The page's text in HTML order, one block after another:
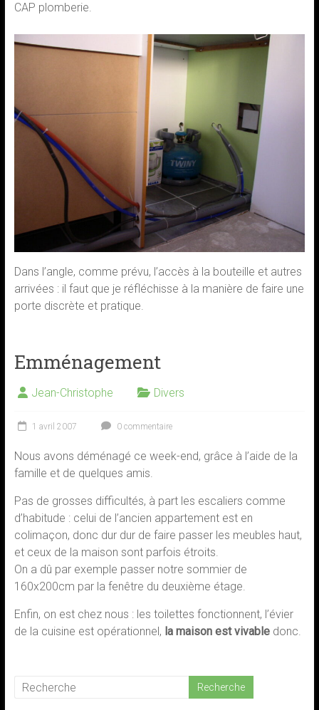
CAP plomberie.
Dans l’angle, comme prévu, l’accès à la bouteille et autres
arrivées : il faut que je réfléchisse à la manière de faire une
porte discrète et pratique.
Emménagement
Jean-Christophe Divers
1 avril 2007 0 commentaire
Nous avons déménagé ce week-end, grâce à l’aide de la
famille et de quelques amis.
Pas de grosses difficultés, à part les escaliers comme
d’habitude : celui de l’ancien appartement est en
colimaçon, donc dur dur de faire passer les meubles haut,
et ceux de la maison sont parfois étroits.
On a dû par exemple passer notre sommier de
160x200cm par la fenêtre du deuxième étage.
Enfin, on est chez nous : les toilettes fonctionnent, l’évier
de la cuisine est opérationnel, la maison est vivabledonc.